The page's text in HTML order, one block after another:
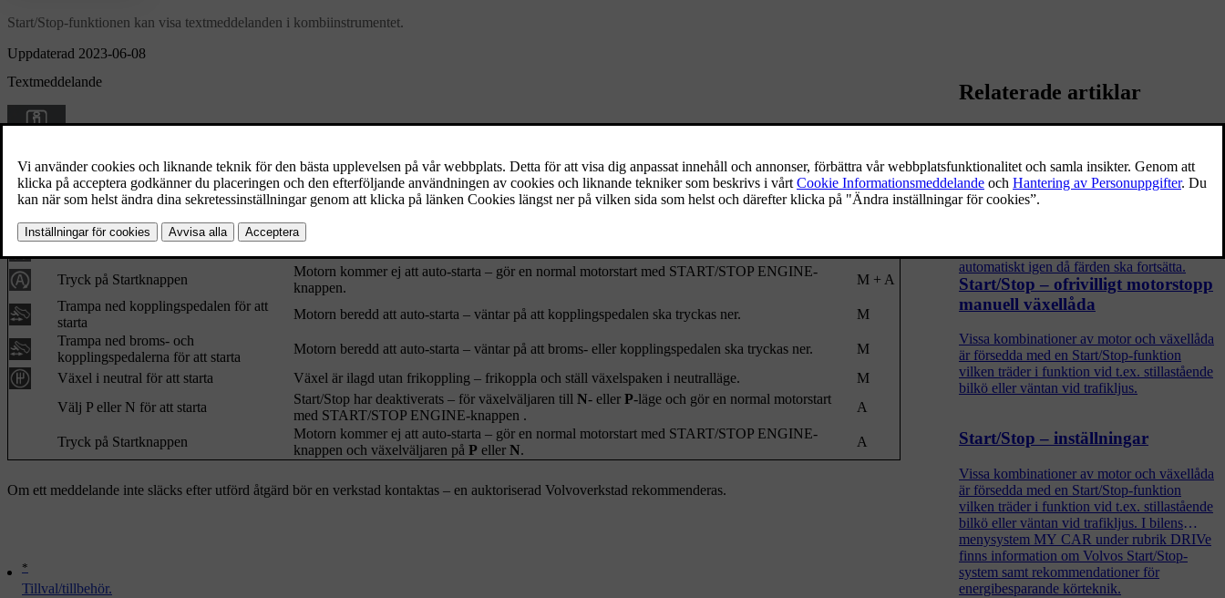
Uppdaterad 2023-06-08
Start/Stop-funktionen kan visa textmeddelanden i kombiinstrumentet.
Textmeddelande
rekommenderad åtgärd som bör utföras. Följande tabell visar några exempel.
Symbol Meddelande Info/åtgärd M/A[1]
Auto Start/Stop Service erfordras Start/Stop är ur funktion. Kontakta en verkstad – en auktoriserad Volvoverkstad rekommenderas.
Tryck på Startknappen
Motorn kommer ej att auto-starta – gör en normal motorstart med START/STOP ENGINE-
knappen.
M + A
Trampa ned kopplingspedalen för att
starta
Motorn beredd att auto-starta – väntar på att kopplingspedalen ska tryckas ner.
M
Trampa ned broms- och
kopplingspedalerna för att starta
Motorn beredd att auto-starta – väntar på att broms- eller kopplingspedalen ska tryckas ner.
M
Växel i neutral för att starta
Växel är ilagd utan frikoppling – frikoppla och ställ växelspaken i neutralläge.
M
Välj P eller N för att starta
Start/Stop har deaktiverats – för växelväljaren till N- eller P-läge och gör en normal motorstart
med START/STOP ENGINE-knappen .
A
Tryck på Startknappen
Motorn kommer ej att auto-starta – gör en normal motorstart med START/STOP ENGINE-
knappen och växelväljaren på P eller N.
A
Om ett meddelande inte släcks efter utförd åtgärd bör en verkstad kontaktas – en auktoriserad Volvoverkstad rekommenderas.
*
Tillval/tillbehör.
Relaterade artiklar
Vissa kombinationer av motor och växellåda
är försedda med en Start/Stop-funktion
automatiskt igen då färden ska fortsätta.
Start/Stop – ofrivilligt motorstopp
manuell växellåda
Vissa kombinationer av motor och växellåda
är försedda med en Start/Stop-funktion
vilken träder i funktion vid t.ex. stillastående
bilkö eller väntan vid trafikljus.
Start/Stop – inställningar
Vissa kombinationer av motor och växellåda
är försedda med en Start/Stop-funktion
vilken träder i funktion vid t.ex. stillastående
bilkö eller väntan vid trafikljus. I bilens
menysystem MY CAR under rubrik DRIVe
finns information om Volvos Start/Stop-
system samt rekommendationer för
energibesparande körteknik.